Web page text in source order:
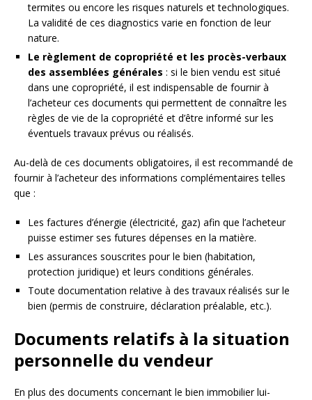
termites ou encore les risques naturels et technologiques.
La validité de ces diagnostics varie en fonction de leur
nature.
Le règlement de copropriété et les procès-verbaux
des assemblées générales : si le bien vendu est situé
dans une copropriété, il est indispensable de fournir à
l’acheteur ces documents qui permettent de connaître les
règles de vie de la copropriété et d’être informé sur les
éventuels travaux prévus ou réalisés.
Au-delà de ces documents obligatoires, il est recommandé de
fournir à l’acheteur des informations complémentaires telles
que :
Les factures d’énergie (électricité, gaz) afin que l’acheteur
puisse estimer ses futures dépenses en la matière.
Les assurances souscrites pour le bien (habitation,
protection juridique) et leurs conditions générales.
Toute documentation relative à des travaux réalisés sur le
bien (permis de construire, déclaration préalable, etc.).
Documents relatifs à la situation
personnelle du vendeur
En plus des documents concernant le bien immobilier lui-